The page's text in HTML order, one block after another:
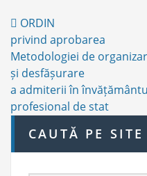
Post
navigation
ORDIN
privind aprobarea
Metodologiei de
și desfășurare
a admiterii în
profesional de stat
CAUTĂ PE SITE